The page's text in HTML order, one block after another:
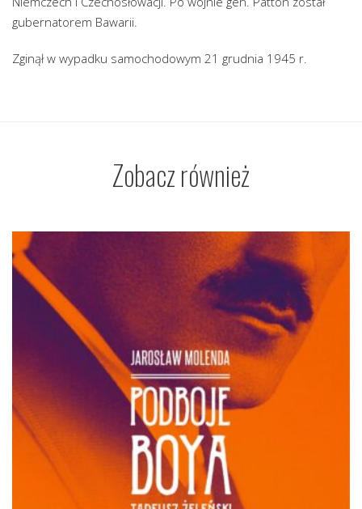
gubernatorem Bawarii.
Zginął w wypadku samochodowym 21 grudnia 1945 r.
Zobacz również